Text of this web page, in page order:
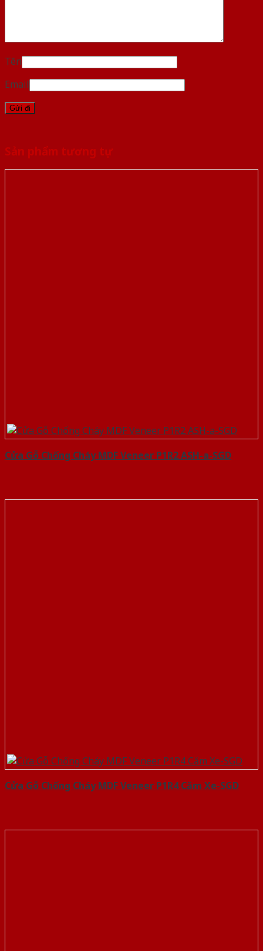
Tên
Email
Sản phẩm tương tự
Cửa Gỗ Chống Cháy MDF Veneer P1R2 ASH-a-SGD
Cửa Gỗ Chống Cháy MDF Veneer P1R4 Căm Xe-SGD